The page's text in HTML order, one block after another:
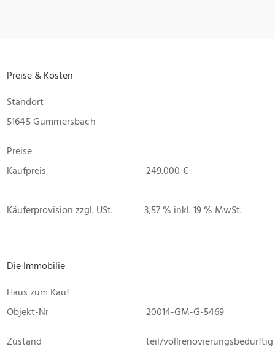
Preise & Kosten
Standort
51645 Gummersbach
Preise
Kaufpreis
249.000 €
Käuferprovision zzgl. USt. 3,57 % inkl. 19 % MwSt.
Die Immobilie
Haus zum Kauf
Objekt-Nr
20014-GM-G-5469
Zustand
teil/vollrenovierungsbedürftig